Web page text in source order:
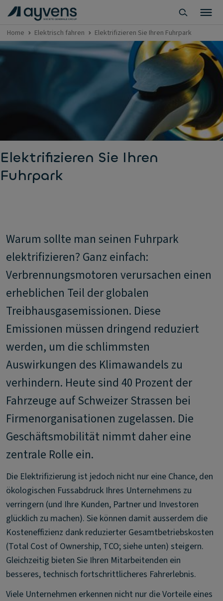
Home Elektrisch fahren Elektrifizieren Sie Ihren Fuhrpark
Elektrifizieren Sie Ihren
Fuhrpark
Warum sollte man seinen Fuhrpark
elektrifizieren? Ganz einfach:
Verbrennungsmotoren verursachen einen
erheblichen Teil der globalen
Treibhausgasemissionen. Diese
Emissionen müssen dringend reduziert
werden, um die schlimmsten
Auswirkungen des Klimawandels zu
verhindern. Heute sind 40 Prozent der
Fahrzeuge auf Schweizer Strassen bei
Firmenorganisationen zugelassen. Die
Geschäftsmobilität nimmt daher eine
zentrale Rolle ein.
Die Elektrifizierung ist jedoch nicht nur eine Chance, den
ökologischen Fussabdruck Ihres Unternehmens zu
verringern (und Ihre Kunden, Partner und Investoren
glücklich zu machen). Sie können damit ausserdem die
Kosteneffizienz dank reduzierter Gesamtbetriebskosten
(Total Cost of Ownership, TCO; siehe unten) steigern.
Gleichzeitig bieten Sie Ihren Mitarbeitenden ein
besseres, technisch fortschrittlicheres Fahrerlebnis.
Viele Unternehmen erkennen nicht nur die Vorteile eines